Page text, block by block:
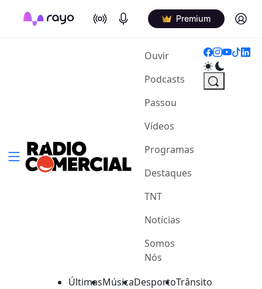
On Air Podcasts Premium Log in
Ouvir(current)
Podcasts
Passou
Vídeos
Programas
Destaques
TNT
Notícias
Somos
Nós
ÚltimasMúsicaDesportoTrânsito